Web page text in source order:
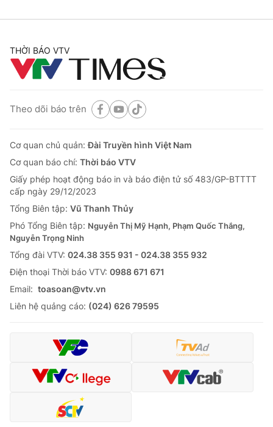
THỜI BÁO VTV
Theo dõi báo trên
Cơ quan chủ quản:Đài Truyền hình Việt Nam
Cơ quan báo chí: Thời báo VTV
Giấy phép hoạt động báo in và báo điện tử số 483/GP-BTTTT
cấp ngày 29/12/2023
Tổng Biên tập: Vũ Thanh Thủy
Phó Tổng Biên tập: Nguyễn Thị Mỹ Hạnh, Phạm Quốc Thắng,
Nguyễn Trọng Ninh
Tổng đài VTV: 024.38 355 931 - 024.38 355 932
Ðiện thoại Thời báo VTV: 0988 671 671
Email: toasoan@vtv.vn
Liên hệ quảng cáo: (024) 626 79595